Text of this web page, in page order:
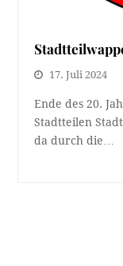
17. Juli 2024
Ende des 20.
Stadtteilen
da durch die…